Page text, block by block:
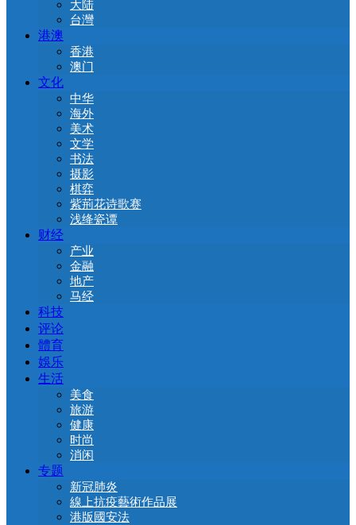
大陆
台灣
港澳
香港
澳门
文化
中华
海外
美术
文学
书法
摄影
棋弈
紫荊花诗歌赛
浅绛瓷谭
财经
产业
金融
地产
马经
科技
评论
體育
娛乐
生活
美食
旅游
健康
时尚
消闲
专题
新冠肺炎
線上抗疫藝術作品展
港版國安法